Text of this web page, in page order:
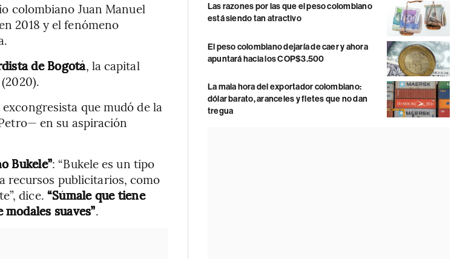
colombiano Juan Manuel
2018 y el fenómeno
de Bogotá, la capital
que mudó de la
en su aspiración
Bukele”: “Bukele es un tipo
recursos publicitarios, como
dice. “Súmale que tiene
suaves”.
Las razones por las que el peso colombiano
está siendo tan atractivo
El peso colombiano dejaría de caer y ahora
apuntará hacia los COP$3.500
La mala hora del exportador colombiano:
dólar barato, aranceles y fletes que no dan
tregua